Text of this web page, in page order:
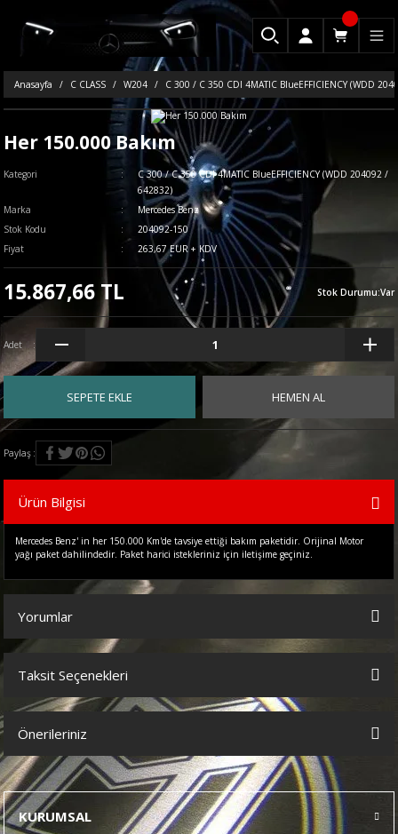
Anasayfa C CLASS W204 C 300 / C 350 CDI 4MATIC BlueEFFICIENCY (WDD
Her 150.000 Bakım
Kategori
C 300 / C 350 CDI 4MATIC BlueEFFICIENCY (WDD 204092 /
642832)
Marka
Mercedes Benz
Stok Kodu
204092-150
Fiyat
263,67 EUR + KDV
15.867,66 TL Stok Durumu:Var
Adet
SEPETE EKLE HEMEN AL
Paylaş
Ürün Bilgisi
Mercedes Benz' in her 150.000 Km'de tavsiye ettiği bakım paketidir. Orijinal Motor
yağı paket dahilindedir. Paket harici istekleriniz için iletişime geçiniz.
Yorumlar
Bu ürüne ilk yorumu siz yapın!
Taksit Seçenekleri
Önerileriniz
Bu ürünün fiyat bilgisi, resim, ürün açıklamalarında ve diğer
konularda yetersiz gördüğünüz noktaları öneri formunu kullanarak
tarafımıza iletebilirsiniz.
Görüş ve önerileriniz için teşekkür ederiz.
KURUMSAL